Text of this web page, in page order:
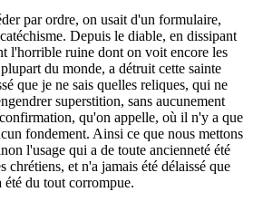
par ordre, on usait d'un formulaire,
Depuis le diable, en dissipant
l'horrible ruine dont on voit encore les
du monde, a détruit cette sainte
que je ne sais quelles reliques, qui ne
superstition, sans aucunement
qu'on appelle, où il n'y a que
fondement. Ainsi ce que nous mettons
l'usage qui a de toute ancienneté été
chrétiens, et n'a jamais été délaissé que
été du tout corrompue.